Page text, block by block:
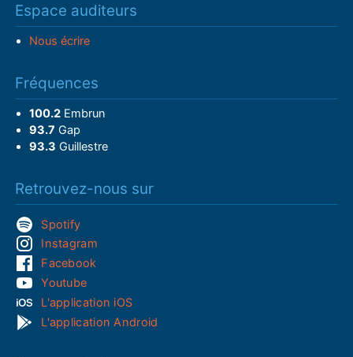
Espace auditeurs
Nous écrire
Fréquences
100.2Embrun
93.7 Gap
93.3 Guillestre
Retrouvez-nous sur
Spotify
Instagram
Facebook
Youtube
L'application iOS
L'application Android